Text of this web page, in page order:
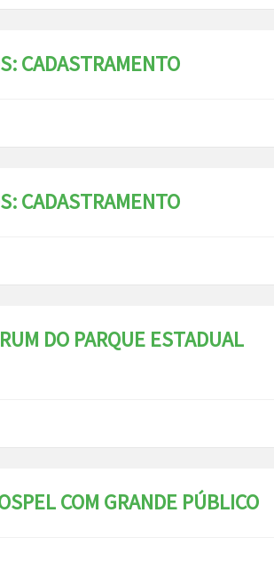
CADASTRAMENTO
CADASTRAMENTO
DO PARQUE ESTADUAL
COM GRANDE PÚBLICO